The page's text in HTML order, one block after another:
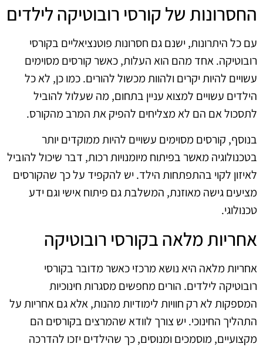
החסרונות של קורסי רובוטיקה לילדים
עם כל היתרונות, ישנם גם חסרונות פוטנציאליים בקורסי
רובוטיקה. אחד מהם הוא העלות, כאשר קורסים מסוימים
עשויים להיות יקרים ולהוות מכשול להורים. כמו כן, לא כל
הילדים עשויים למצוא עניין בתחום, מה שעלול להוביל
לתסכול אם הם לא מצליחים להפיק את המרב מהקורס.
בנוסף, קורסים מסוימים עשויים להיות ממוקדים יותר
בטכנולוגיה מאשר בפיתוח מיומנויות רכות, דבר שיכול להוביל
לאיזון לקוי בהתפתחות הילד. יש להקפיד על כך שהקורסים
מציעים גישה מאוזנת, המשלבת גם פיתוח אישי וגם ידע
טכנולוגי.
אחריות מלאה בקורסי רובוטיקה
אחריות מלאה היא נושא מרכזי כאשר מדובר בקורסי
רובוטיקה לילדים. הורים מחפשים מסגרות חינוכיות
המספקות לא רק חוויות לימודיות מהנות, אלא גם אחריות על
התהליך החינוכי. יש צורך לוודא שהמרצים בקורסים הם
מקצועיים, מוסמכים ומנוסים, כך שהילדים יזכו להדרכה